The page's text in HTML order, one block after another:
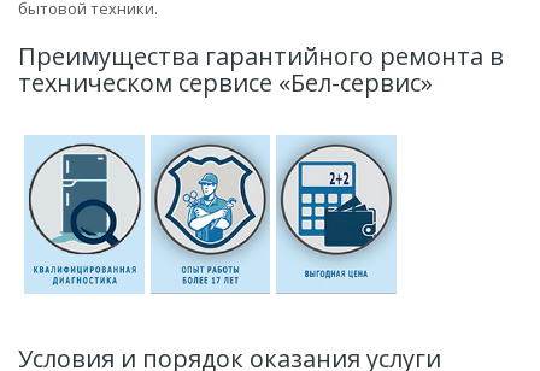
бытовой техники.
Преимущества гарантийного ремонта в
техническом сервисе «Бел-сервис»
Условия и порядок оказания услуги